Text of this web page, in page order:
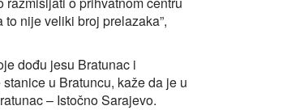
nije veliki broj prelazaka”,
dođu jesu Bratunac i
u Bratuncu, kaže da je u
– Istočno Sarajevo.